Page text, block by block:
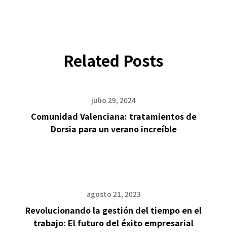
Related Posts
julio 29, 2024
Comunidad Valenciana: tratamientos de
Dorsia para un verano increíble
agosto 21, 2023
Revolucionando la gestión del tiempo en el
trabajo: El futuro del éxito empresarial